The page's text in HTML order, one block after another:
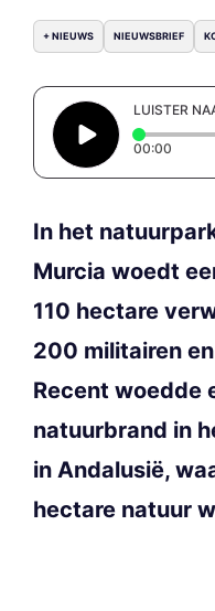
+ NIEUWS NIEUWSBRIEF
LUISTER
00:00
In het
Murcia woedt
110 hectare
200 militairen
Recent woedde
natuurbrand in
in Andalusië,
hectare natuur